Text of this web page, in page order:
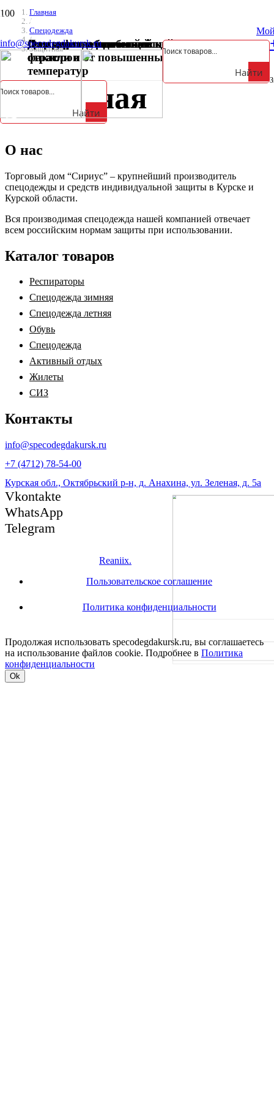
Курская обл., Октябрьский р-н, д. Анахина, ул. Зеленая, д. 5а
info@specodegdakursk.ru
Мой
Найти
Найти
Главная
/
Спецодежда
/
Защитная
Защитная
Для горнодобывающей
отрасли
Для металлургической
отрасли и от повышенных
температур
Для нефтегазодобывающей
отрасли
От вредных биологических
факторов
От кислот и щелочей
Фартуки
О нас
Торговый дом “Сириус” – крупнейший производитель
спецодежды и средств индивидуальной защиты в Курске и
Курской области.
Вся производимая спецодежда нашей компанией отвечает
всем российским нормам защиты при использовании.
Каталог товаров
Респираторы
Спецодежда зимняя
Спецодежда летняя
Обувь
Спецодежда
Активный отдых
Жилеты
СИЗ
Контакты
info@specodegdakursk.ru
+7 (4712) 78-54-00
Курская обл., Октябрьский р-н, д. Анахина, ул. Зеленая, д. 5а
Vkontakte
WhatsApp
Telegram
Reaniix.
Пользовательское соглашение
Политика конфиденциальности
Продолжая использовать specodegdakursk.ru, вы соглашаетесь
на использование файлов cookie. Подробнее в Политика
конфиденциальности
Ok